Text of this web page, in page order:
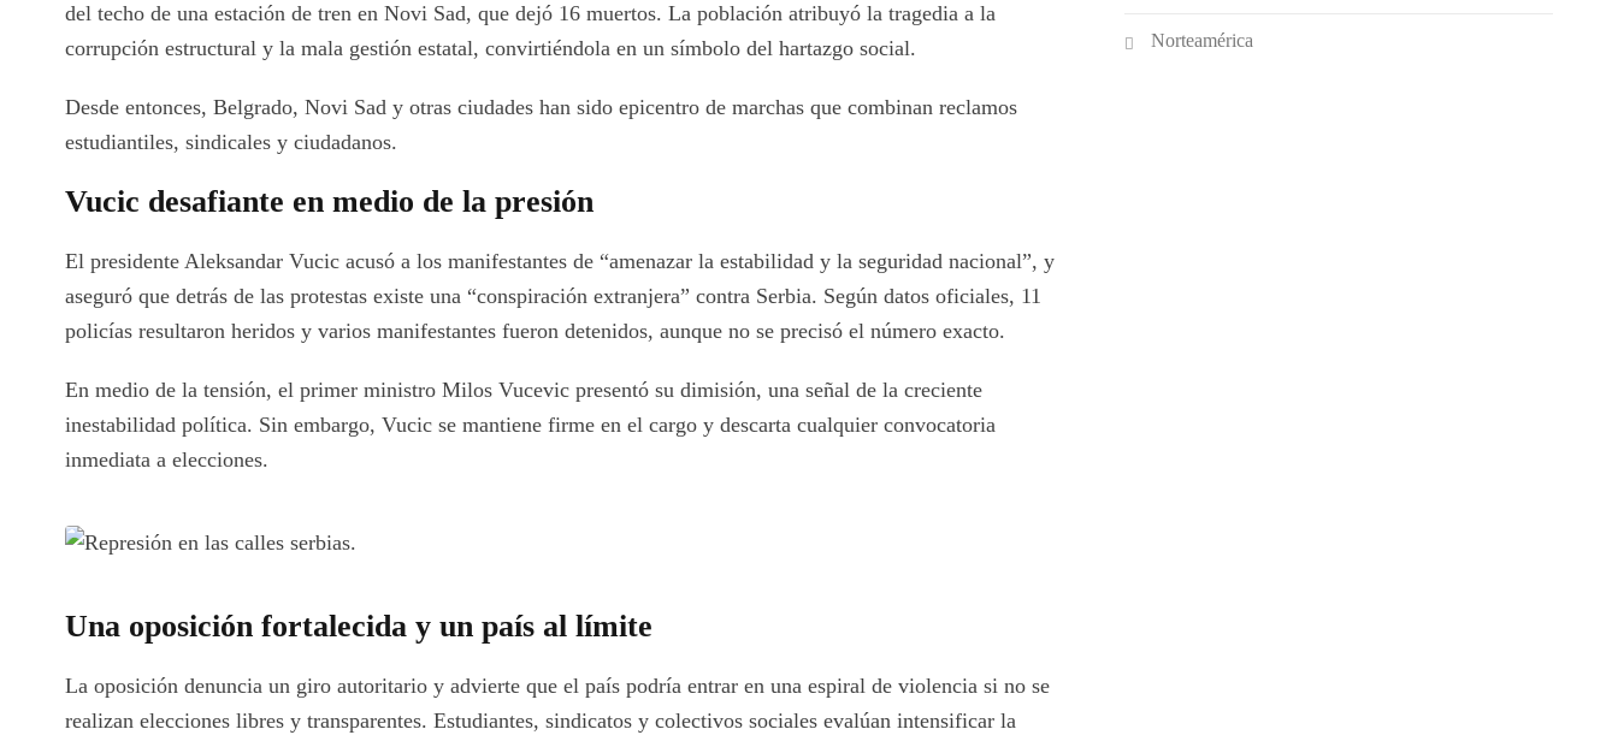
del techo de una estación de tren en Novi Sad, que dejó 16 muertos. La población atribuyó la tragedia a la
corrupción estructural y la mala gestión estatal, convirtiéndola en un símbolo del hartazgo social.
Desde entonces, Belgrado, Novi Sad y otras ciudades han sido epicentro de marchas que combinan reclamos
estudiantiles, sindicales y ciudadanos.
Vucic desafiante en medio de la presión
El presidente Aleksandar Vucic acusó a los manifestantes de “amenazar la estabilidad y la seguridad nacional”, y
aseguró que detrás de las protestas existe una “conspiración extranjera” contra Serbia. Según datos oficiales, 11
policías resultaron heridos y varios manifestantes fueron detenidos, aunque no se precisó el número exacto.
En medio de la tensión, el primer ministro Milos Vucevic presentó su dimisión, una señal de la creciente
inestabilidad política. Sin embargo, Vucic se mantiene firme en el cargo y descarta cualquier convocatoria
inmediata a elecciones.
Una oposición fortalecida y un país al límite
La oposición denuncia un giro autoritario y advierte que el país podría entrar en una espiral de violencia si no se
realizan elecciones libres y transparentes. Estudiantes, sindicatos y colectivos sociales evalúan intensificar la
Norteamérica